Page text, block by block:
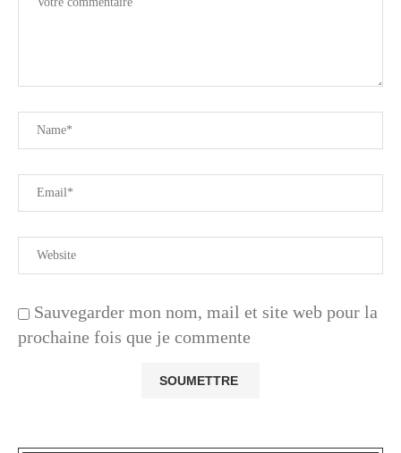
Sauvegarder mon nom, mail et site web pour la
prochaine fois que je commente